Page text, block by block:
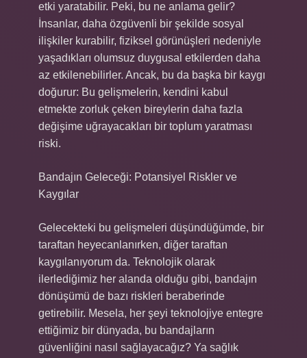
etki yaratabilir. Peki, bu ne anlama gelir?
İnsanlar, daha özgüvenli bir şekilde sosyal
ilişkiler kurabilir, fiziksel görünüşleri nedeniyle
yaşadıkları olumsuz duygusal etkilerden daha
az etkilenebilirler. Ancak, bu da başka bir kaygı
doğurur: Bu gelişmelerin, kendini kabul
etmekte zorluk çeken bireylerin daha fazla
değişime uğrayacakları bir toplum yaratması
riski.
Bandajın Geleceği: Potansiyel Riskler ve
Kaygılar
Gelecekteki bu gelişmeleri düşündüğümde, bir
taraftan heyecanlanırken, diğer taraftan
kaygılanıyorum da. Teknolojik olarak
ilerlediğimiz her alanda olduğu gibi, bandajın
dönüşümü de bazı riskleri beraberinde
getirebilir. Mesela, her şeyi teknolojiye entegre
ettiğimiz bir dünyada, bu bandajların
güvenliğini nasıl sağlayacağız? Ya sağlık